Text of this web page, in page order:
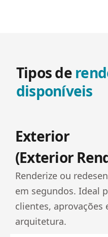
Tipos de
disponíveis
Exterior
(Exterior
Renderize ou
em segundos. Ideal
clientes, aprovações
arquitetura.